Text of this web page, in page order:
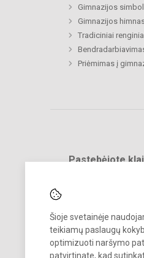
Šioje svetainėje
teikiamų paslaugų
optimizuoti naršymo
patvirtinate, kad
Gimnazijos
Gimnazijos
Tradiciniai
Priėmimas į
Pastebėjote